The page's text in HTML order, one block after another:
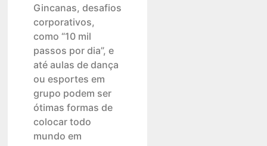
Gincanas, desafios
corporativos,
como “10 mil
passos por dia”, e
até aulas de dança
ou esportes em
grupo podem ser
ótimas formas de
colocar todo
mundo em